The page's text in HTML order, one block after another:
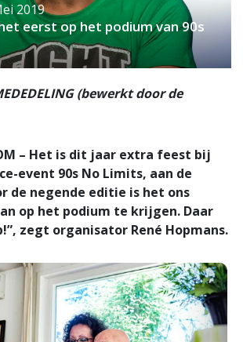
2019
eerst op het podium van 90s
(bewerkt door de
– Het is dit jaar extra feest bij
event 90s No Limits, aan de
de negende editie is het ons
op het podium te krijgen. Daar
zegt organisator René Hopmans.